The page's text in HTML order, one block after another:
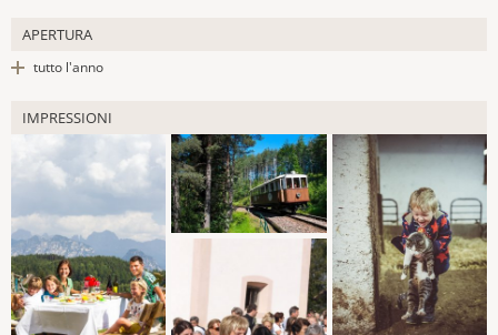
APERTURA
tutto l'anno
IMPRESSIONI